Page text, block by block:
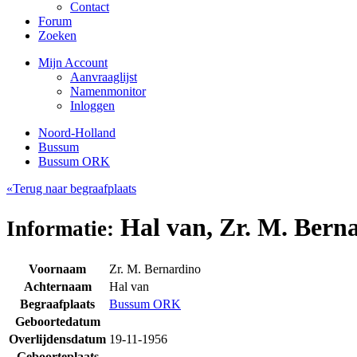
Contact
Forum
Zoeken
Mijn Account
Aanvraaglijst
Namenmonitor
Inloggen
Noord-Holland
Bussum
Bussum ORK
«Terug naar begraafplaats
Informatie: Hal van, Zr. M.
Voornaam
Zr. M. Bernardino
Achternaam
Hal van
Begraafplaats
Bussum ORK
Geboortedatum
Overlijdensdatum 19-11-1956